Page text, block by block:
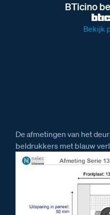
BTicino
Bekijk
De afmetingen van het
beldrukkers met blauw